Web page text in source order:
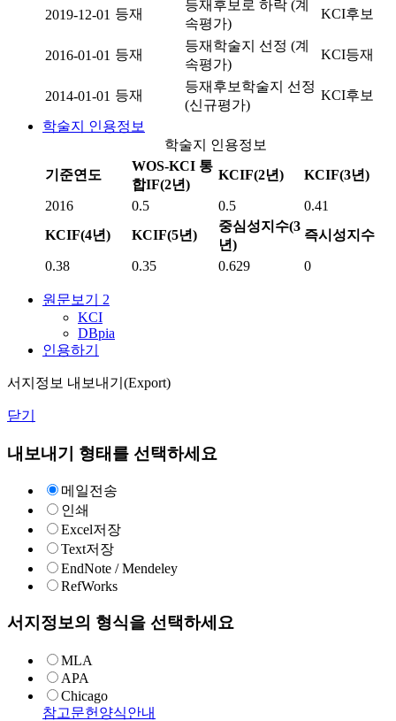
2019-12-01 등재
등재후보로 하락 (계
속평가)
KCI후보
2016-01-01 등재
등재학술지 선정 (계
속평가)
KCI등재
2014-01-01 등재
등재후보학술지 선정
(신규평가)
KCI후보
학술지 인용정보
학술지 인용정보
기준연도
WOS-KCI 통
합IF(2년)
KCIF(2년) KCIF(3년)
2016 0.5 0.5
0.41
KCIF(4년)
KCIF(5년)
중심성지수(3
년)
즉시성지수
0.38 0.35 0.629 0
원문보기 2
KCI
DBpia
인용하기
서지정보 내보내기(Export)
닫기
내보내기 형태를 선택하세요
메일전송
인쇄
Excel저장
Text저장
EndNote / Mendeley
RefWorks
서지정보의 형식을 선택하세요
MLA
APA
Chicago
참고문헌양식안내